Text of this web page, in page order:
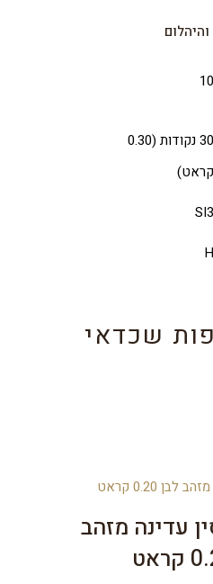
10
30 נקודות (0.30
קראט)
SI3
H
שכדאי
עדינה מזהב